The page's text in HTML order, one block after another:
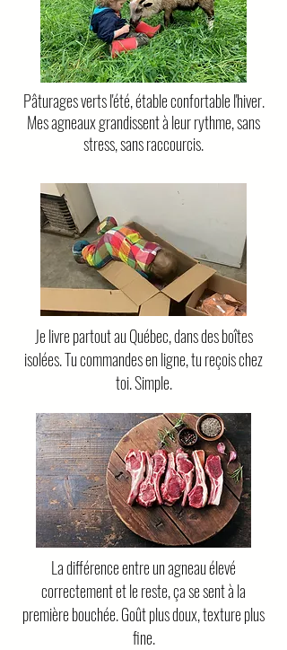
Pâturages verts l'été, étable confortable l'hiver.
Mes agneaux grandissent à leur rythme, sans
stress, sans raccourcis.
Je livre partout au Québec, dans des boîtes
isolées. Tu commandes en ligne, tu reçois chez
toi. Simple.
La différence entre un agneau élevé
correctement et le reste, ça se sent à la
première bouchée. Goût plus doux, texture plus
fine.